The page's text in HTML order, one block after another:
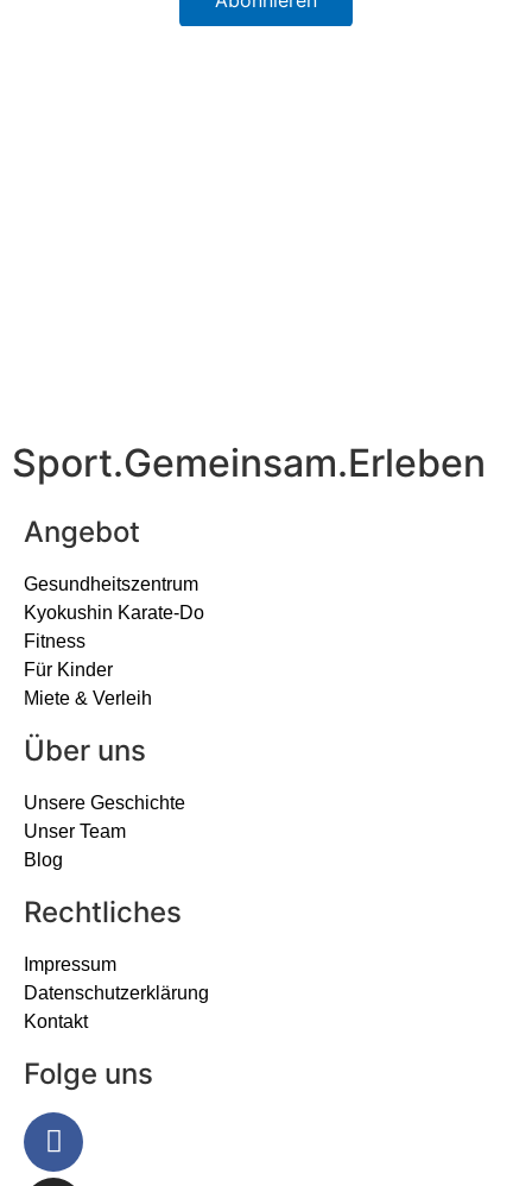
Sport.Gemeinsam.Erleben
Angebot
Gesundheitszentrum
Kyokushin Karate-Do
Fitness
Für Kinder
Miete & Verleih
Über uns
Unsere Geschichte
Unser Team
Blog
Rechtliches
Impressum
Datenschutzerklärung
Kontakt
Folge uns